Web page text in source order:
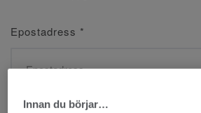
Epostadress *
Innan du börjar…